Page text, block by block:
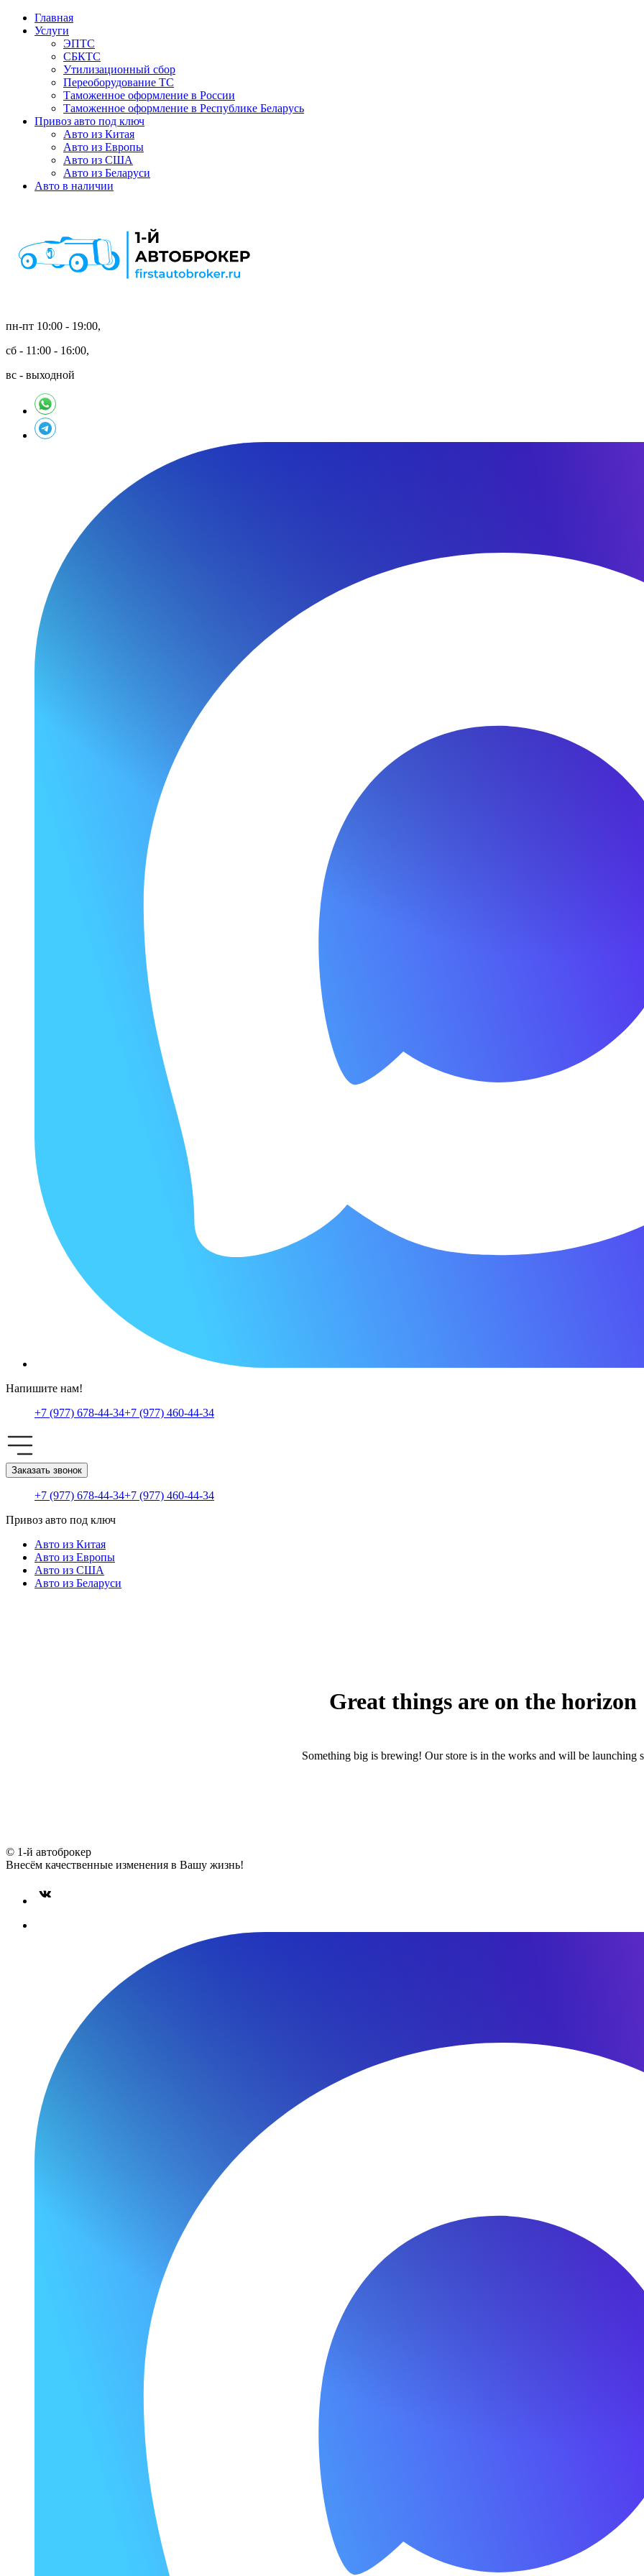
Главная
Услуги
ЭПТС
СБКТС
Утилизационный сбор
Переоборудование ТС
Таможенное оформление в России
Таможенное оформление в Республике Беларусь
Привоз авто под ключ
Авто из Китая
Авто из Европы
Авто из США
Авто из Беларуси
Авто в наличии
пн-пт 10:00 - 19:00,
сб - 11:00 - 16:00,
вс - выходной
Напишите нам!
+7 (977) 678-44-34+7 (977) 460-44-34
Заказать звонок
+7 (977) 678-44-34+7 (977) 460-44-34
Привоз авто под ключ
Авто из Китая
Авто из Европы
Авто из США
Авто из Беларуси
Great things are on the horizon
Something big is brewing! Our store is in the works and will be launching
© 1-й автоброкер
Внесём качественные изменения в Вашу жизнь!